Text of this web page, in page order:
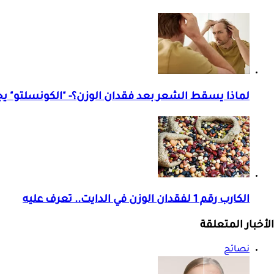
لماذا يسقط الشعر بعد فقدان الوزن؟- "الكونسلتو"
الكارب رقم 1 لفقدان الوزن في الدايت.. تعرف عليه
الأخبار المتعلقة
نصائح